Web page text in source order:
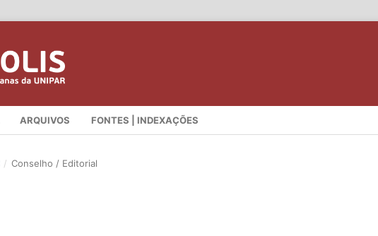
ARQUIVOS FONTES | INDEXAÇÕES
/ Conselho / Editorial